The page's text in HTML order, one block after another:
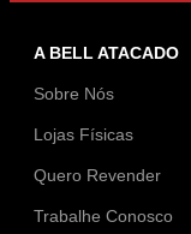
A BELL ATACADO
Sobre Nós
Lojas Físicas
Quero Revender
Trabalhe Conosco